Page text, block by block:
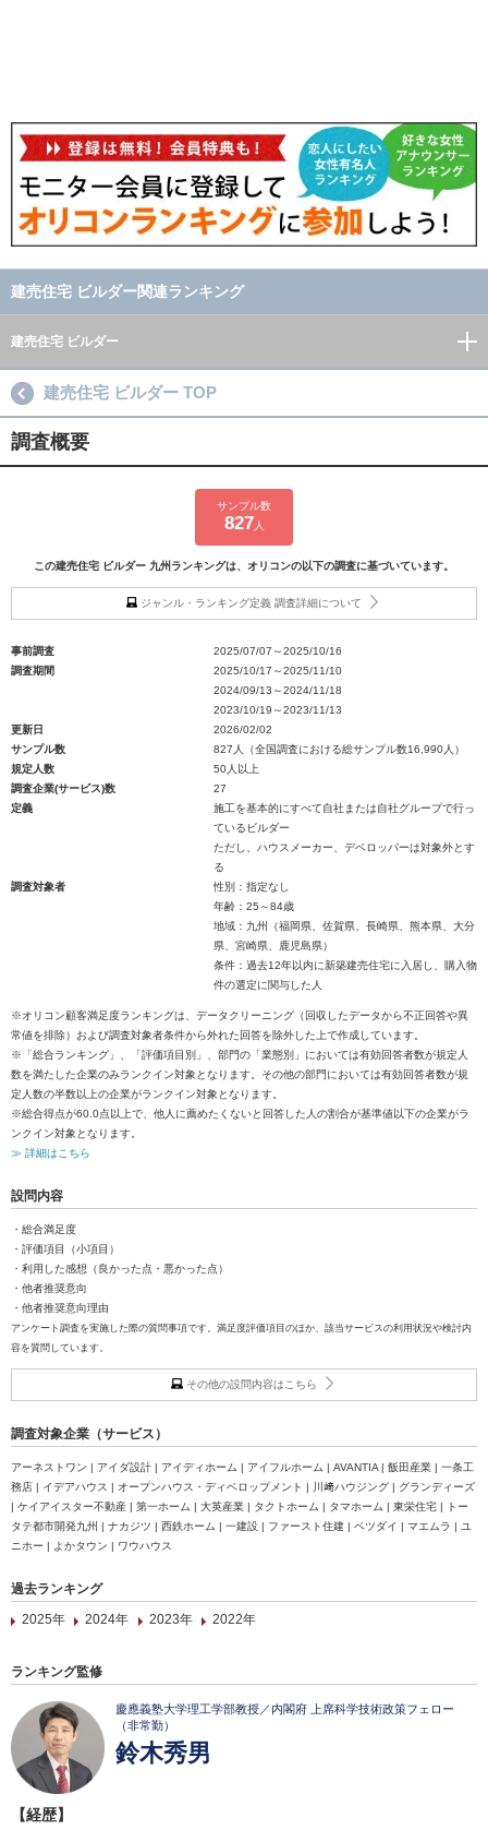
建売住宅 ビルダー関連ランキング
建売住宅 ビルダー
建売住宅 ビルダー TOP
調査概要
サンプル数
827 人
この建売住宅 ビルダー 九州ランキングは、オリコンの以下の調査に基づいています。
ジャンル・ランキング定義 調査詳細について
事前調査
2025/07/07～2025/10/16
調査期間
2025/10/17～2025/11/10
2024/09/13～2024/11/18
2023/10/19～2023/11/13
更新日
2026/02/02
サンプル数
827人（全国調査における総サンプル数16,990人）
規定人数
50人以上
調査企業(サービス)数
27
定義
施工を基本的にすべて自社または自社グループで行っ
ているビルダー
ただし、ハウスメーカー、デベロッパーは対象外とす
る
調査対象者
性別：指定なし
年齢：25～84歳
地域：九州（福岡県、佐賀県、長崎県、熊本県、大分
県、宮崎県、鹿児島県）
条件：過去12年以内に新築建売住宅に入居し、購入物
件の選定に関与した人
※オリコン顧客満足度ランキングは、データクリーニング（回収したデータから不正回答や異
常値を排除）および調査対象者条件から外れた回答を除外した上で作成しています。
※「総合ランキング」、「評価項目別」、部門の「業態別」においては有効回答者数が規定人
数を満たした企業のみランクイン対象となります。その他の部門においては有効回答者数が規
定人数の半数以上の企業がランクイン対象となります。
※総合得点が60.0点以上で、他人に薦めたくないと回答した人の割合が基準値以下の企業がラ
ンクイン対象となります。
≫ 詳細はこちら
設問内容
・総合満足度
・評価項目（小項目）
・利用した感想（良かった点・悪かった点）
・他者推奨意向
・他者推奨意向理由
アンケート調査を実施した際の質問事項です。満足度評価項目のほか、該当サービスの利用状況や検討内
容を質問しています。
その他の設問内容はこちら
調査対象企業（サービス）
アーネストワン | アイダ設計 | アイディホーム | アイフルホーム | AVANTIA | 飯田産業 | 一条工
務店 | イデアハウス | オープンハウス・ディベロップメント | 川﨑ハウジング | グランディーズ
| ケイアイスター不動産 | 第一ホーム | 大英産業 | タクトホーム | タマホーム | 東栄住宅 | トー
タテ都市開発九州 | ナカジツ | 西鉄ホーム | 一建設 | ファースト住建 | ベツダイ | マエムラ | ユ
ニホー | よかタウン | ワウハウス
過去ランキング
2025年
2024年 2023年 2022年
ランキング監修
慶應義塾大学理工学部教授／内閣府 上席科学技術政策フェロー
（非常勤）
鈴木秀男
【経歴】